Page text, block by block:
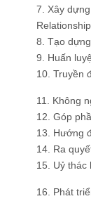
7. Xây
8. Tạo
9. Huấn
10. Truyền
11. Không
12. Góp
13. Hướng
14. Ra
15. Uỷ thác
16. Phát